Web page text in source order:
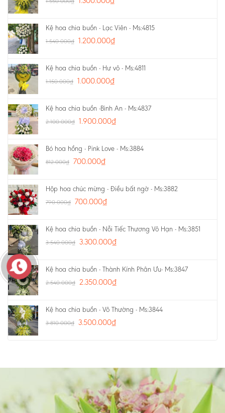
Kệ hoa chia buồn - Lạc Viên - Ms:4815
1.540.000₫ 1.200.000₫
Kệ hoa chia buồn - Hư vô - Ms:4811
1.150.000₫ 1.000.000₫
Kệ hoa chia buồn -Bình An - Ms:4837
2.100.000₫ 1.900.000₫
Bó hoa hồng - Pink Love - Ms:3884
812.000₫ 700.000₫
Hộp hoa chúc mừng - Điều bất ngờ - Ms:3882
790.000₫ 700.000₫
Kệ hoa chia buồn - Nỗi Tiếc Thương Vô Hạn - Ms:3851
3.540.000₫ 3.300.000₫
Kệ hoa chia buồn - Thành Kính Phân Ưu- Ms:3847
2.540.000₫ 2.350.000₫
Kệ hoa chia buồn - Vô Thường - Ms:3844
3.810.000₫ 3.500.000₫